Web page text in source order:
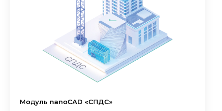
Модуль nanoCAD «СПДС»